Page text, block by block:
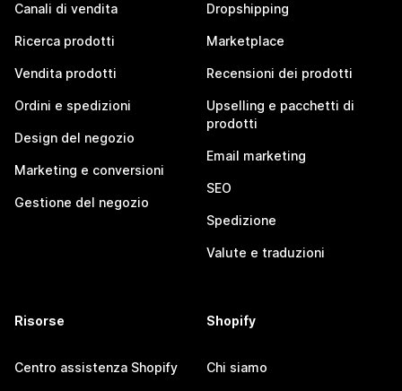
Canali di vendita
Ricerca prodotti
Vendita prodotti
Ordini e spedizioni
Design del negozio
Marketing e conversioni
Gestione del negozio
Dropshipping
Marketplace
Recensioni dei prodotti
Upselling e pacchetti di
prodotti
Email marketing
SEO
Spedizione
Valute e traduzioni
Risorse
Centro assistenza Shopify
Shopify
Chi siamo